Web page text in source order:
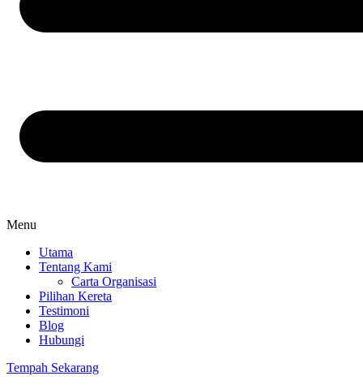
Menu
Utama
Tentang Kami
Carta Organisasi
Pilihan Kereta
Testimoni
Blog
Hubungi
Tempah Sekarang